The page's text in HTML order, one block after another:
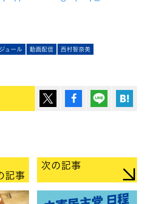
ュール 動画配信 西村智奈美
ポスト シェア Lineで送
記事
次の記事